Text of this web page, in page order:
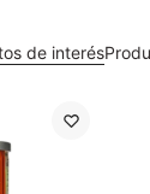
de interés